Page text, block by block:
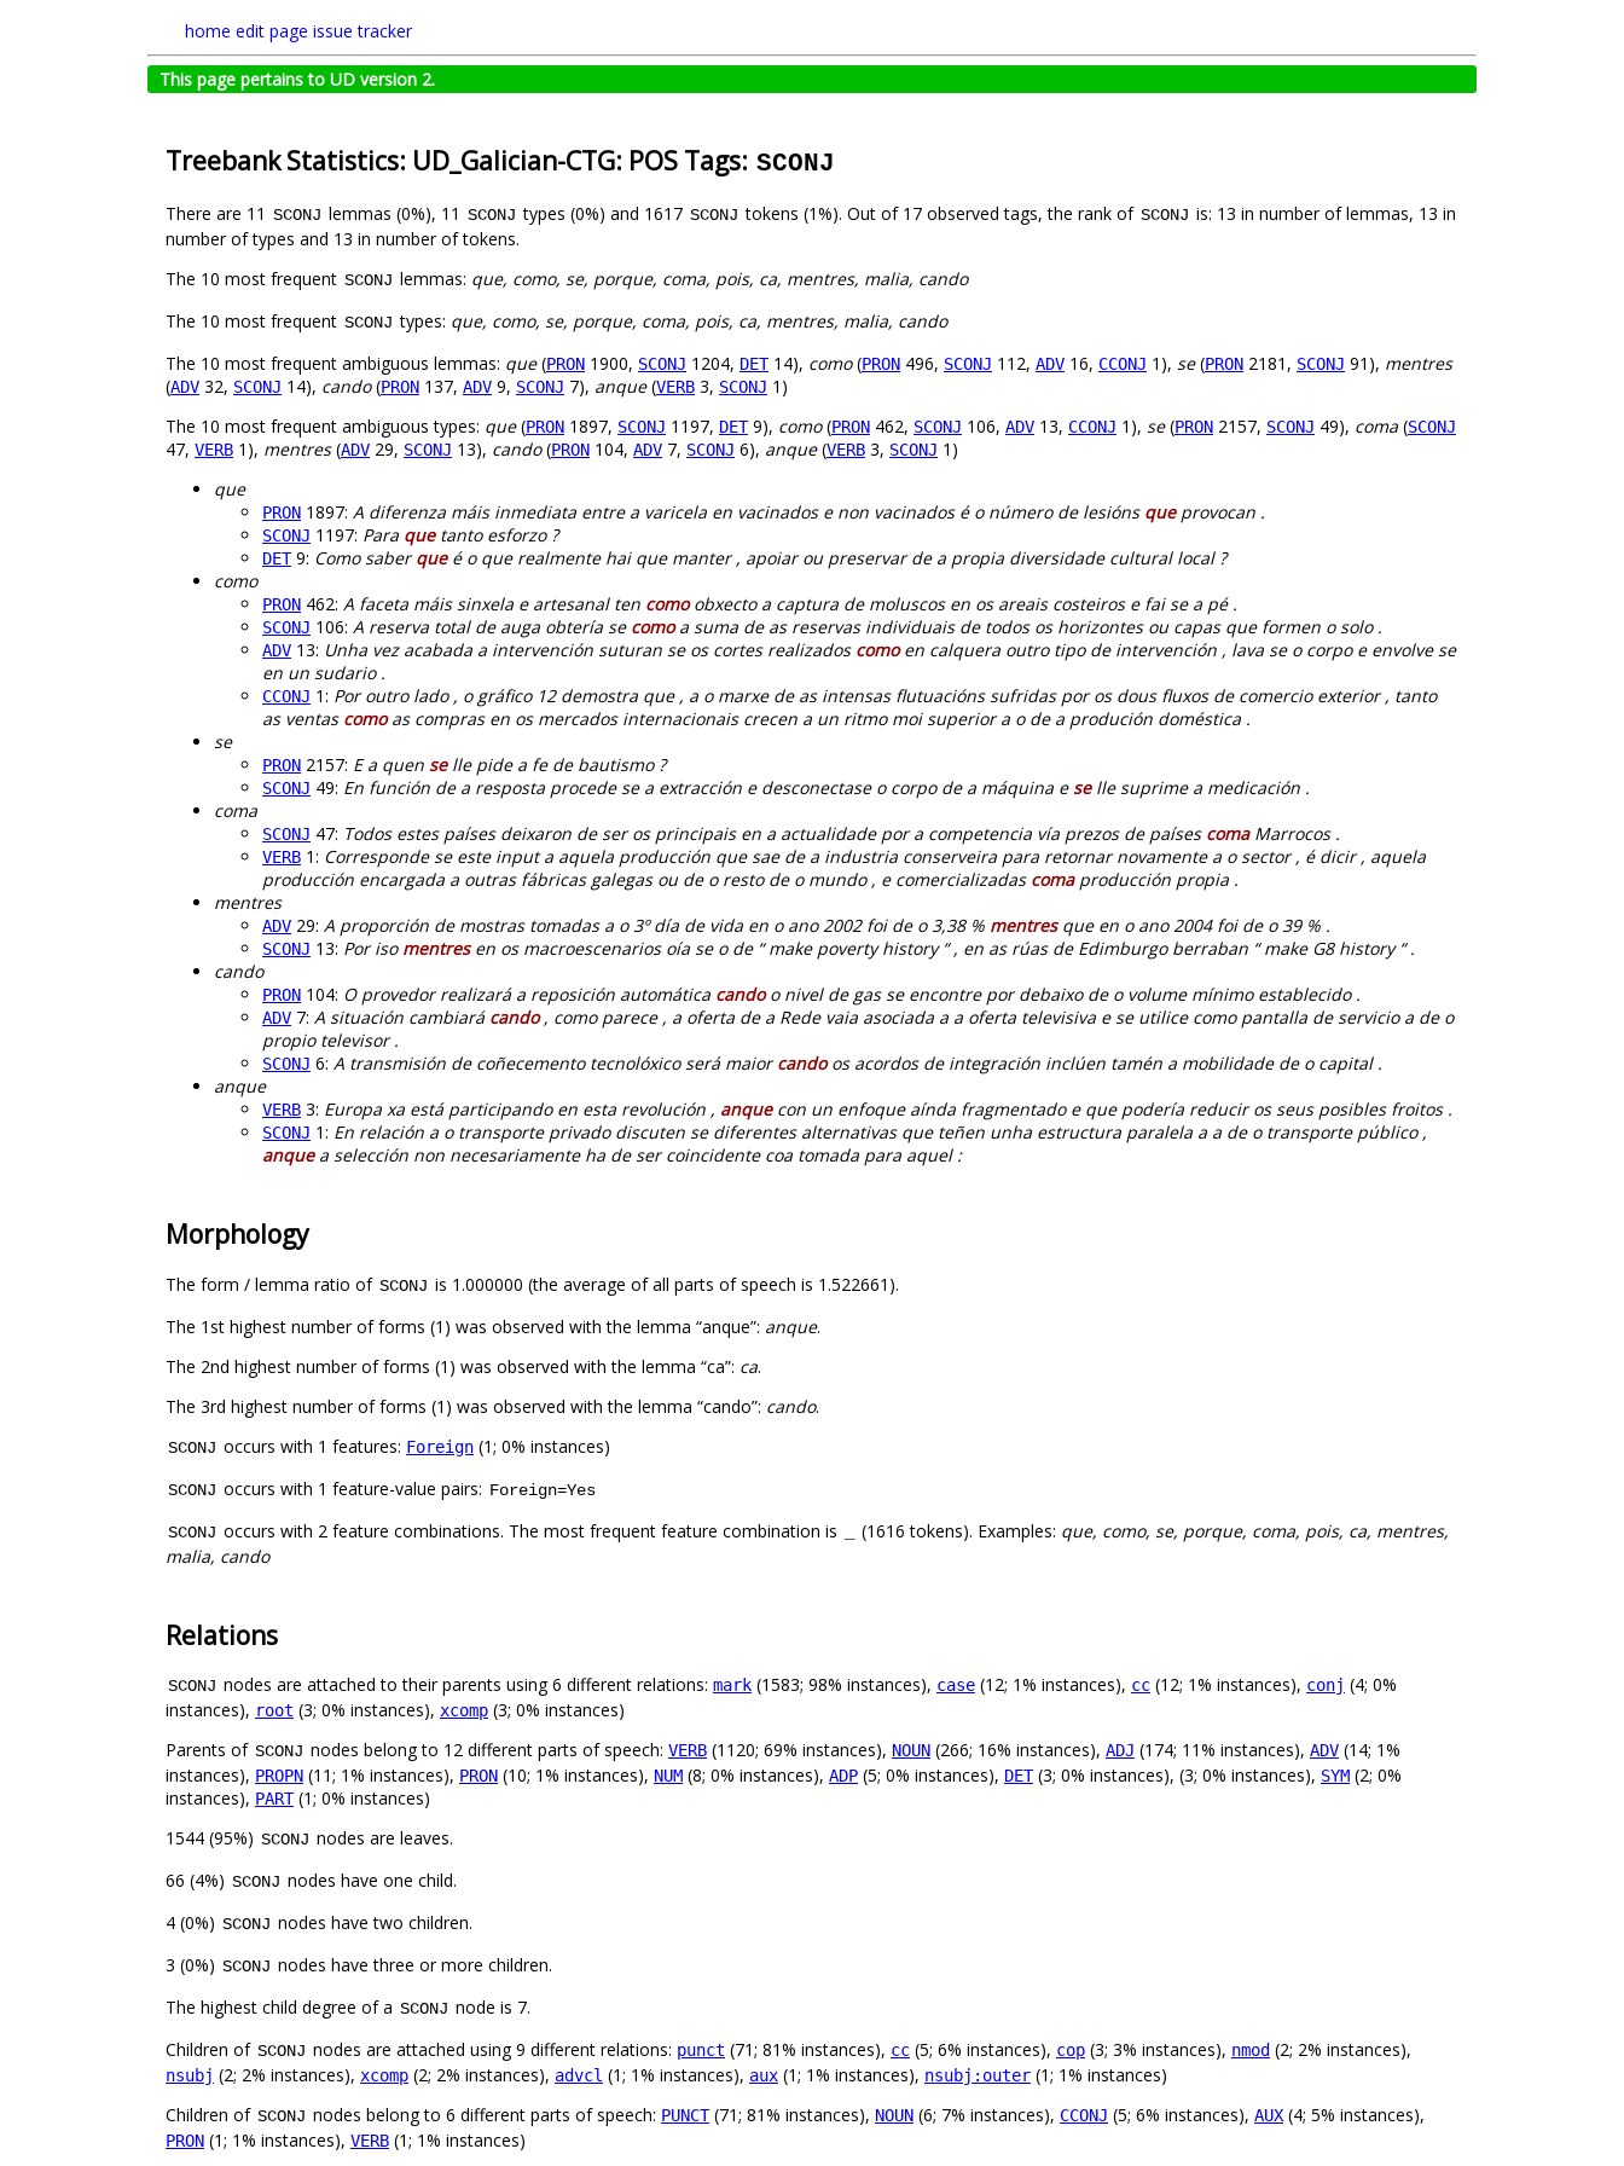
home edit page issue tracker
This page pertains to UD version 2.
Treebank Statistics: UD_Galician-CTG: POS Tags: SCONJ
There are 11 SCONJ lemmas (0%), 11 SCONJ types (0%) and 1617 SCONJ tokens (1%). Out of 17 observed tags, the rank of SCONJ is: 13 in number of lemmas, 13 in
number of types and 13 in number of tokens.
The 10 most frequent SCONJ lemmas: que, como, se, porque, coma, pois, ca, mentres, malia, cando
The 10 most frequent SCONJ types: que, como, se, porque, coma, pois, ca, mentres, malia, cando
The 10 most frequent ambiguous lemmas: que(PRON 1900, SCONJ 1204, DET14), como(PRON 496, SCONJ 112, ADV 16, CCONJ 1), se(PRON 2181, SCONJ 91), mentres
(ADV 32, SCONJ 14), cando(PRON 137, ADV 9, SCONJ 7), anque(VERB 3, SCONJ 1)
The 10 most frequent ambiguous types: que(PRON 1897, SCONJ 1197, DET9), como(PRON 462, SCONJ 106, ADV 13, CCONJ 1), se(PRON 2157, SCONJ 49), coma (SCONJ
47, VERB 1), mentres(ADV 29, SCONJ 13), cando(PRON 104, ADV 7, SCONJ 6), anque(VERB 3, SCONJ 1)
que
PRON 1897: A diferenza máis inmediata entre a varicela en vacinados e non vacinados é o número de lesións queprovocan .
SCONJ 1197: Para quetanto esforzo ?
DET9: Como saberqueé o que realmente hai que manter , apoiar ou preservar de a propia diversidade cultural local ?
como
PRON 462: A faceta máis sinxela e artesanal ten comoobxecto a captura de moluscos en os areais costeiros e fai se a pé .
SCONJ 106: A reserva total de auga obtería se comoa suma de as reservas individuais de todos os horizontes ou capas que formen o solo .
ADV 13: Unha vez acabada a intervención suturan se os cortes realizados comoen calquera outro tipo de intervención , lava se o corpo e envolve se
en un sudario .
CCONJ 1: Por outro lado , o gráfico 12 demostra que , a o marxe de as intensas flutuacións sufridas por os dous fluxos de comercio exterior , tanto
as ventas comoas compras en os mercados internacionais crecen a un ritmo moi superior a o de a produción doméstica .
se
PRON 2157: E a quen selle pide a fe de bautismo ?
SCONJ 49: En función de a resposta procede se a extracción e desconectase o corpo de a máquina eselle suprime a medicación .
coma
SCONJ 47: Todos estes países deixaron de ser os principais en a actualidade por a competencia vía prezos de países comaMarrocos .
VERB 1: Corresponde se este input a aquela producción que sae de a industria conserveira para retornar novamente a o sector , é dicir , aquela
producción encargada a outras fábricas galegas ou de o resto de o mundo , e comercializadas comaproducción propia .
mentres
ADV 29: A proporción de mostras tomadas a o 3º día de vida en o ano 2002 foi de o 3,38 % mentresque en o ano 2004 foi de o 39 % .
SCONJ 13: Por iso mentresen os macroescenarios oía se o de “ make poverty history “ , en as rúas de Edimburgo berraban “ make G8 history “ .
cando
PRON 104: O provedor realizará a reposición automática candoo nivel de gas se encontre por debaixo de o volume mínimo establecido .
ADV 7: A situación cambiará cando, como parece , a oferta de a Rede vaia asociada a a oferta televisiva e se utilice como pantalla de servicio a de o
propio televisor .
SCONJ 6: A transmisión de coñecemento tecnolóxico será maiorcandoos acordos de integración inclúen tamén a mobilidade de o capital .
anque
VERB 3: Europa xa está participando en esta revolución , anquecon un enfoque aínda fragmentado e que podería reducir os seus posibles froitos .
SCONJ 1: En relación a o transporte privado discuten se diferentes alternativas que teñen unha estructura paralela a a de o transporte público ,
anquea selección non necesariamente ha de ser coincidente coa tomada para aquel :
Morphology
The form / lemma ratio of SCONJ is 1.000000 (the average of all parts of speech is 1.522661).
The 1st highest number of forms (1) was observed with the lemma “anque”: anque.
The 2nd highest number of forms (1) was observed with the lemma “ca”: ca.
The 3rd highest number of forms (1) was observed with the lemma “cando”: cando.
SCONJ occurs with 1 features: Foreign (1; 0% instances)
SCONJ occurs with 1 feature-value pairs: Foreign=Yes
SCONJ occurs with 2 feature combinations. The most frequent feature combination is (1616 tokens). Examples: que, como, se, porque, coma, pois, ca, mentres,
malia, cando
Relations
SCONJ nodes are attached to their parents using 6 different relations: mark (1583; 98% instances), case (12; 1% instances), cc (12; 1% instances), conj (4; 0%
instances), root (3; 0% instances), xcomp (3; 0% instances)
Parents of SCONJ nodes belong to 12 different parts of speech: VERB (1120; 69% instances), NOUN (266; 16% instances), ADJ (174; 11% instances), ADV (14; 1%
instances), PROPN (11; 1% instances), PRON (10; 1% instances), NUM (8; 0% instances), ADP (5; 0% instances), DET(3; 0% instances), (3; 0% instances), SYM (2; 0%
instances), PART(1; 0% instances)
1544 (95%) SCONJ nodes are leaves.
66 (4%) SCONJ nodes have one child.
4 (0%) SCONJ nodes have two children.
3 (0%) SCONJ nodes have three or more children.
The highest child degree of a SCONJ node is 7.
Children of SCONJ nodes are attached using 9 different relations: punct (71; 81% instances), cc (5; 6% instances), cop (3; 3% instances), nmod (2; 2% instances),
nsubj (2; 2% instances), xcomp (2; 2% instances), advcl (1; 1% instances), aux (1; 1% instances), nsubj:outer (1; 1% instances)
Children of SCONJ nodes belong to 6 different parts of speech: PUNCT(71; 81% instances), NOUN (6; 7% instances), CCONJ (5; 6% instances), AUX (4; 5% instances),
PRON (1; 1% instances), VERB (1; 1% instances)